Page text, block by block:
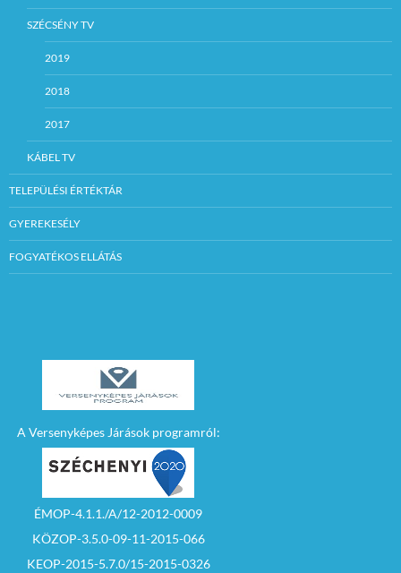
SZÉCSÉNY TV
2019
2018
2017
KÁBEL TV
TELEPÜLÉSI ÉRTÉKTÁR
GYEREKESÉLY
FOGYATÉKOS ELLÁTÁS
A Versenyképes Járások programról:
ÉMOP-4.1.1./A/12-2012-0009
KÖZOP-3.5.0-09-11-2015-066
KEOP-2015-5.7.0/15-2015-0326